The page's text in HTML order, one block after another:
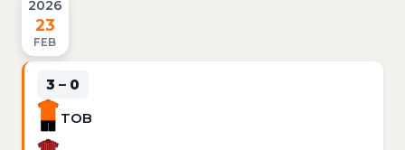
2026
23
FEB
3 – 0
TOB